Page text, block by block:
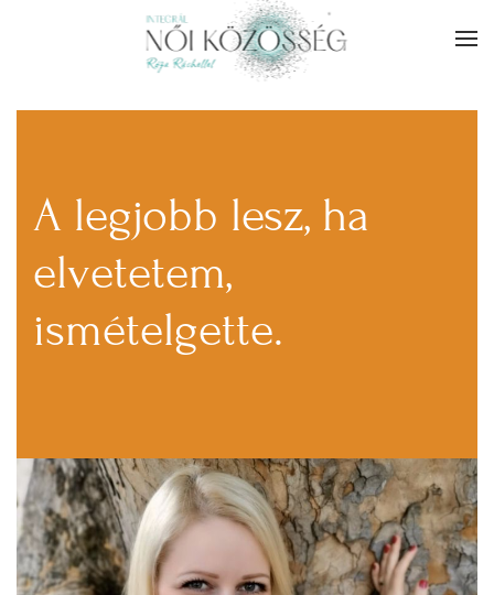
Skip to main content
A legjobb lesz, ha
elvetetem,
ismételgette.